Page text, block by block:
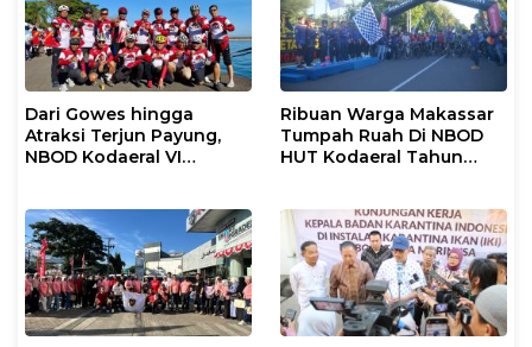
Dari Gowes hingga
Atraksi Terjun Payung,
NBOD Kodaeral VI
Ribuan Warga Makassar
Tumpah Ruah Di NBOD
HUT Kodaeral Tahun